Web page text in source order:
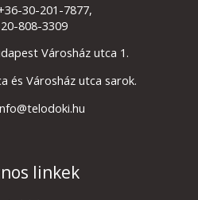
30-201-7877,
808-3309
Városház utca 1.
és Városház utca sarok.
linkek